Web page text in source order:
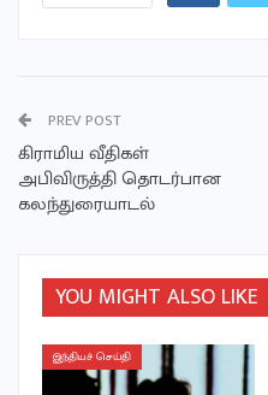
PREV POST
கிராமிய வீதிகள்
அபிவிருத்தி தொடர்பான
கலந்துரையாடல்
YOU MIGHT ALSO LIKE
இந்தியச் செய்தி